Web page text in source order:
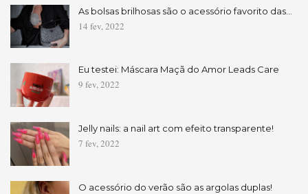
As bolsas brilhosas são o acessório favorito das…
14 fev, 2022
Eu testei: Máscara Maçã do Amor Leads Care
9 fev, 2022
Jelly nails: a nail art com efeito transparente!
7 fev, 2022
O acessório do verão são as argolas duplas!